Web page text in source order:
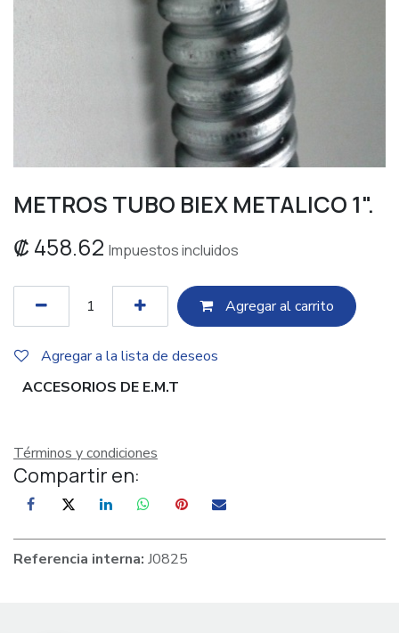
METROS TUBO BIEX METALICO 1".
₡ 458.62 Impuestos incluidos
Agregar al c​​arrito
Agregar a la lista de deseos
ACCESORIOS DE E.M.T
Términos y condiciones
Compartir en:
Referencia interna: J0825